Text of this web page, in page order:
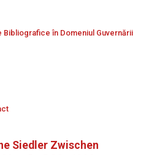
Bibliografice în Domeniul Guvernării
Siedler Zwischen